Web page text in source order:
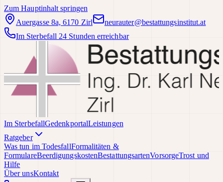
Zum Hauptinhalt springen
Auergasse 8a, 6170 Zirl
neurauter@bestattungsinstitut.at
Im Sterbefall 24 Stunden erreichbar
Im SterbefallGedenkportalLeistungen
Ratgeber
Was tun im TodesfallFormalitäten &
FormulareBeerdigungskostenBestattungsartenVorsorgeTrost und
Hilfe
Über unsKontakt